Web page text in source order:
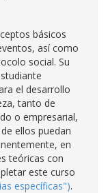
básicos
así como
social. Su
el desarrollo
tanto de
o empresarial,
ellos puedan
en
teóricas con
este curso
específicas").